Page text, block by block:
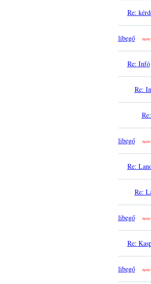
Re:
libegő
Re: Infó
Re:
libegő
Re:
Re:
libegő
Re:
libegő